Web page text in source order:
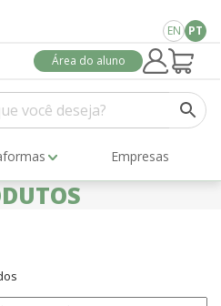
EN PT
Área do aluno
Empresas